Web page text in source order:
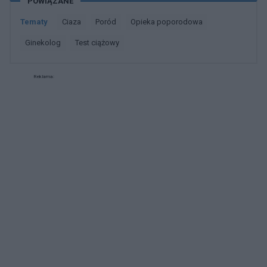
chce mi pchać na siłę
niego zdrowe fundamenty emocjonalne. Jeśli
macie doświadczenia lub sugestie, podzielcie
Tematy ciaza poród opieka poporodowa
ginekolog test ciążowy
Reklama: